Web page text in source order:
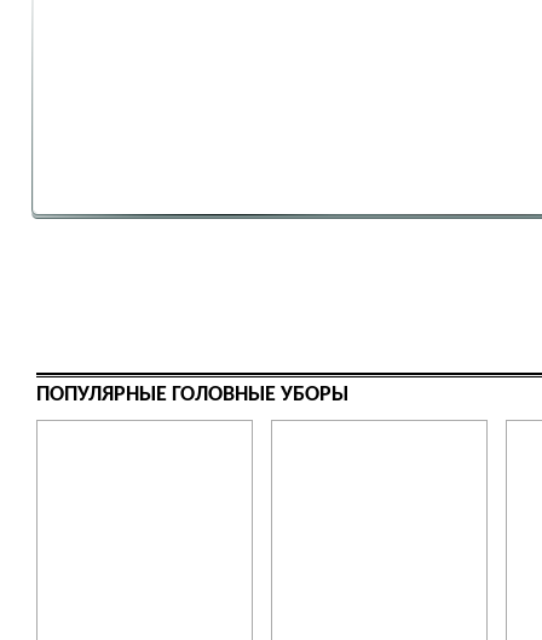
ПОПУЛЯРНЫЕ ГОЛОВНЫЕ УБОРЫ